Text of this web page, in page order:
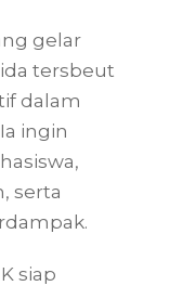
gelar
tersbeut
dalam
ingin
serta
siap